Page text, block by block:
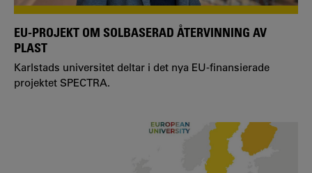
EU-PROJEKT OM SOLBASERAD ÅTERVINNING AV
PLAST
Karlstads universitet deltar i det nya EU-finansierade
projektet SPECTRA.